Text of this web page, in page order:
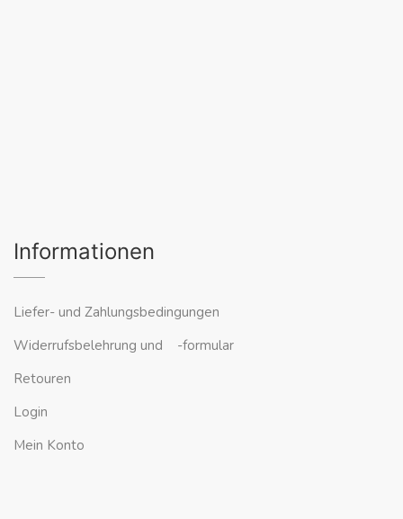
Informationen
Liefer- und Zahlungsbedingungen
Widerrufsbelehrung und -formular
Retouren
Login
Mein Konto